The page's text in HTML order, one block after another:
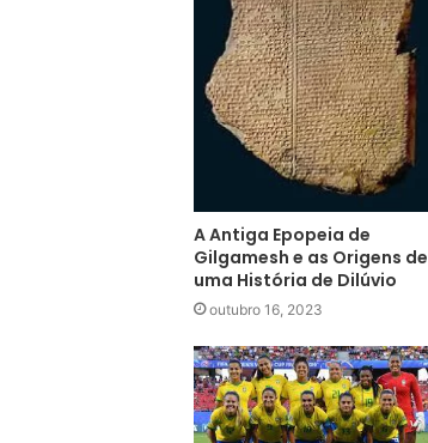
A Antiga Epopeia de
Gilgamesh e as Origens de
uma História de Dilúvio
outubro 16, 2023